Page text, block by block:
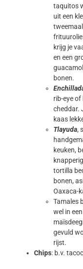
taquitos
uit een
krijg je
en een
bonen.
rib-eye
cheddar.
kaas
Tlayuda,
keuken,
tortilla
bonen,
Oaxaca-
Tamales
wel in
gevuld
rijst.
Chips: b.v.